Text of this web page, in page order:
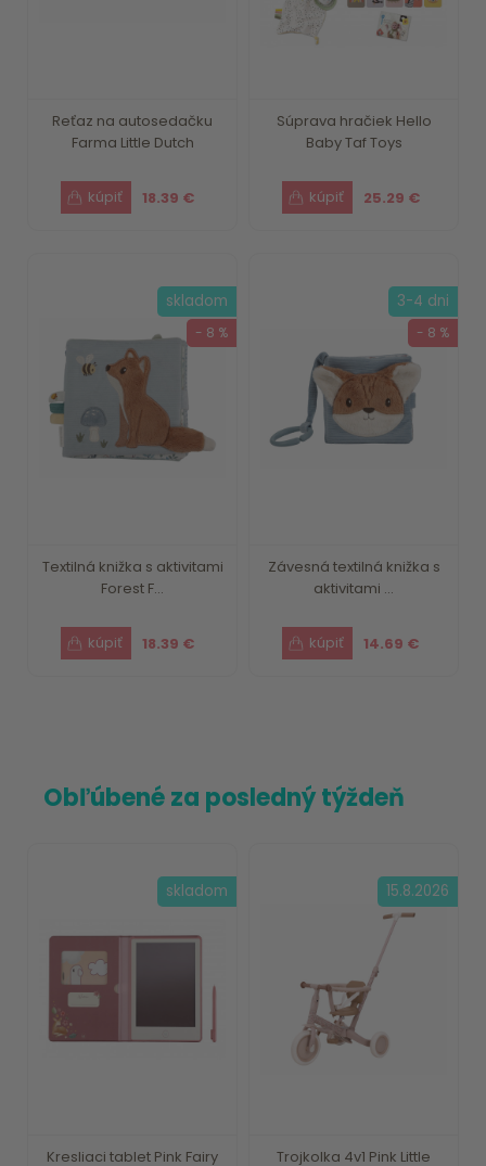
Reťaz na autosedačku
Farma Little Dutch
18.39 €
Súprava hračiek Hello
Baby Taf Toys
25.29 €
Textilná knižka s aktivitami
Forest F...
18.39 €
skladom
- 8 %
Závesná textilná knižka s
aktivitami ...
14.69 €
3-4 dni
- 8 %
Obľúbené za posledný týždeň
Kresliaci tablet Pink Fairy
skladom
Trojkolka 4v1 Pink Little
15.8.2026